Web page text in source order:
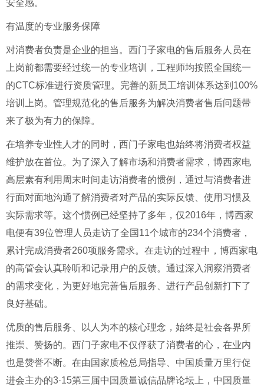
安全感。
有温度的专业服务保障
对消费者负责是企业的担当。西门子家电的售后服务人员在
上岗前都需要经过统一的专业培训，工程师均按照全国统一
的CTC标准进行资质管理。完善的新员工培训体系达到100%
培训上岗。管理规范化的售后服务为解决消费者售后问题带
来了极为有力的保障。
在培养专业性人才的同时，西门子家电也始终将消费者权益
维护放在首位。为了深入了解市场和消费者需求，博西家电
高层素有利用周末时间走访消费者的惯例，通过与消费者进
行面对面地沟通了解消费者对产品的实际反馈、使用习惯及
实际需求等。这个惯例已经坚持了多年，仅2016年，博西家
电便有39位管理人员走访了全国11个城市的234个消费者，
累计完成消费者260项服务需求。在走访的过程中，博西家电
的高管会认真聆听和记录用户的反馈。通过深入洞察消费者
的需求变化，为更好地完善售后服务、进行产品创新打下了
良好基础。
优质的售后服务、以人为本的核心理念，始终是社会各界所
推崇、赞扬的。西门子家电不仅俘获了消费者的心，在业内
也是赞誉不断。在由国家质检总局指导、中国质量万里行促
进会主办的3·15第三届中国质量诚信品牌论坛上，中国质量